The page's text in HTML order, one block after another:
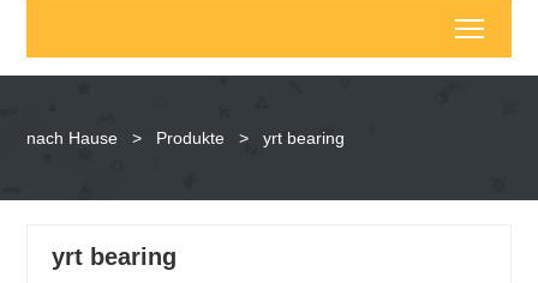
nach Hause > Produkte > yrt bearing
yrt bearing